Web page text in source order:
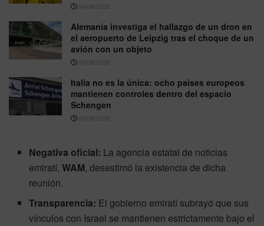
06/08/2026
Alemania investiga el hallazgo de un dron en
el aeropuerto de Leipzig tras el choque de un
avión con un objeto
05/08/2026
Italia no es la única: ocho países europeos
mantienen controles dentro del espacio
Schengen
05/08/2026
Negativa oficial: La agencia estatal de noticias
emiratí,WAM, desestimó la existencia de dicha
reunión.
Transparencia: El gobierno emiratí subrayó que sus
vínculos con Israel se mantienen estrictamente bajo el